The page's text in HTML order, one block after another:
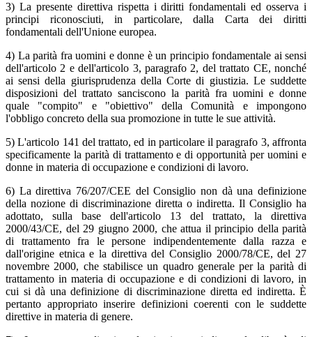
3) La presente direttiva rispetta i diritti fondamentali ed osserva i
principi riconosciuti, in particolare, dalla Carta dei diritti
fondamentali dell'Unione europea.
4) La parità fra uomini e donne è un principio fondamentale ai sensi
dell'articolo 2 e dell'articolo 3, paragrafo 2, del trattato CE, nonché
ai sensi della giurisprudenza della Corte di giustizia. Le suddette
disposizioni del trattato sanciscono la parità fra uomini e donne
quale "compito" e "obiettivo" della Comunità e impongono
l'obbligo concreto della sua promozione in tutte le sue attività.
5) L'articolo 141 del trattato, ed in particolare il paragrafo 3, affronta
specificamente la parità di trattamento e di opportunità per uomini e
donne in materia di occupazione e condizioni di lavoro.
6) La direttiva 76/207/CEE del Consiglio non dà una definizione
della nozione di discriminazione diretta o indiretta. Il Consiglio ha
adottato, sulla base dell'articolo 13 del trattato, la direttiva
2000/43/CE, del 29 giugno 2000, che attua il principio della parità
di trattamento fra le persone indipendentemente dalla razza e
dall'origine etnica e la direttiva del Consiglio 2000/78/CE, del 27
novembre 2000, che stabilisce un quadro generale per la parità di
trattamento in materia di occupazione e di condizioni di lavoro, in
cui si dà una definizione di discriminazione diretta ed indiretta. È
pertanto appropriato inserire definizioni coerenti con le suddette
direttive in materia di genere.